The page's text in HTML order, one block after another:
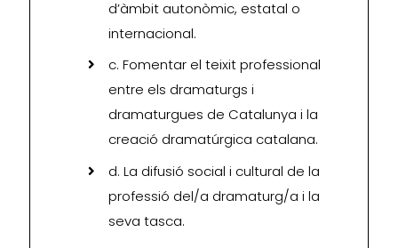
d’àmbit autonòmic, estatal o
internacional.
c. Fomentar el teixit professional
entre els dramaturgs i
dramaturgues de Catalunya i la
creació dramatúrgica catalana.
d. La difusió social i cultural de la
professió del/a dramaturg/a i la
seva tasca.